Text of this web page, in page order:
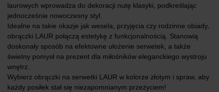
laurowych wprowadza do dekoracji nutę klasyki, podkreślając
jednocześnie nowoczesny styl.
Idealne na takie okazje jak wesela, przyjęcia czy rodzinne obiady,
obrączki LAUR połączą estetykę z funkcjonalnością. Stanowią
doskonały sposób na efektowne ułożenie serwetek, a także
świetny pomysł na prezent dla miłośników eleganckiego wystroju
wnętrz.
Wybierz obrączki na serwetki LAUR w kolorze złotym i spraw, aby
każdy posiłek stał się niezapomnianym przeżyciem!